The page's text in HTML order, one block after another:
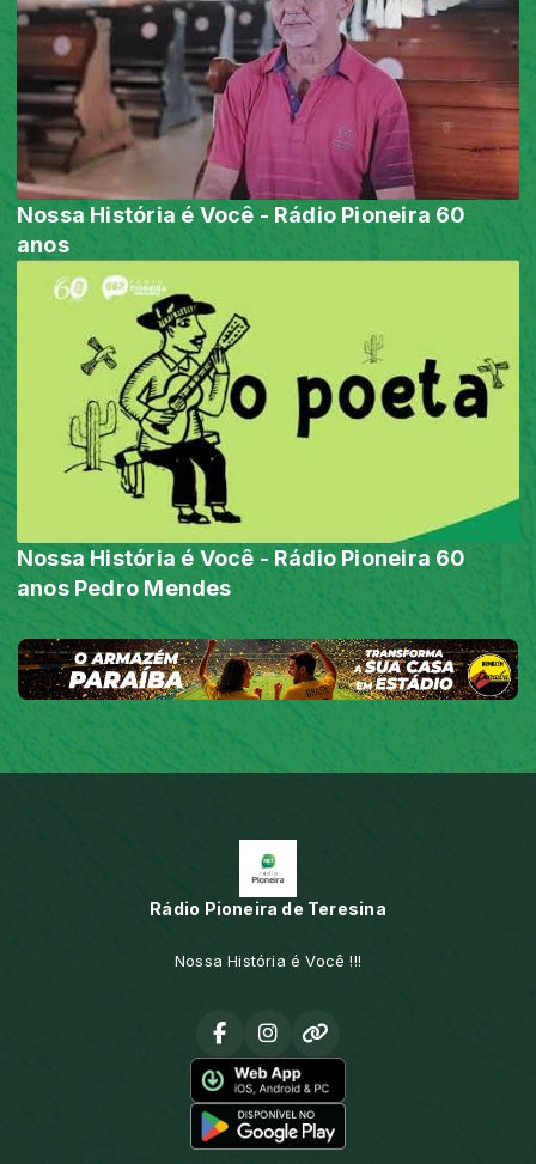
Nossa História é Você - Rádio Pioneira 60
anos
Nossa História é Você - Rádio Pioneira 60
anos Pedro Mendes
Rádio Pioneira de Teresina
Nossa História é Você !!!